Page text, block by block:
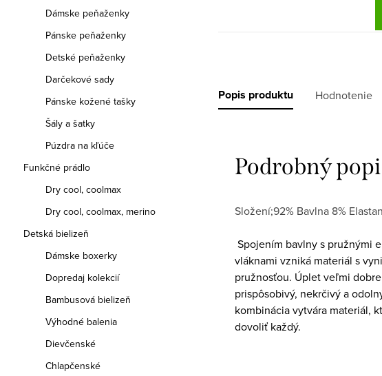
Dámske peňaženky
Pánske peňaženky
Detské peňaženky
Darčekové sady
Pánske kožené tašky
Šály a šatky
Púzdra na kľúče
Funkčné prádlo
Dry cool, coolmax
Dry cool, coolmax, merino
Detská bielizeň
Dámske boxerky
Dopredaj kolekcií
Bambusová bielizeň
Výhodné balenia
Dievčenské
Chlapčenské
Popis produktu Hodnotenie
Podrobný
Složení;92% Bavlna 8% Elastan
Spojením bavlny s pružnými
vláknami vzniká materiál s
pružnosťou. Úplet veľmi
prispôsobivý, nekrčivý a
kombinácia vytvára materiál,
dovoliť každý.